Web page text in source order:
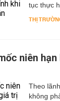
tục thực
THỊ
niên
Theo
không